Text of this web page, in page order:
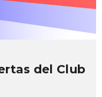
del Club